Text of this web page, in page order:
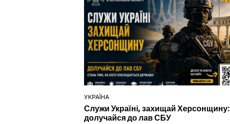
ОПУБЛІКУВАТИ
У
УКРАЇНА
Служи Україні, захищай Херсонщину:
долучайся до лав СБУ